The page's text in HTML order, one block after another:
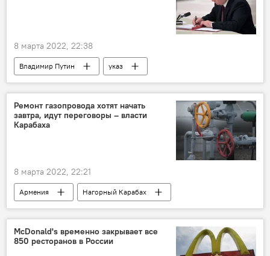
8 марта 2022, 22:38
Владимир Путин указ
Ремонт газопровода хотят начать
завтра, идут переговоры – власти
Карабаха
8 марта 2022, 22:21
Армения
Нагорный Карабах
газопровод
McDonald's временно закрывает все
850 ресторанов в России